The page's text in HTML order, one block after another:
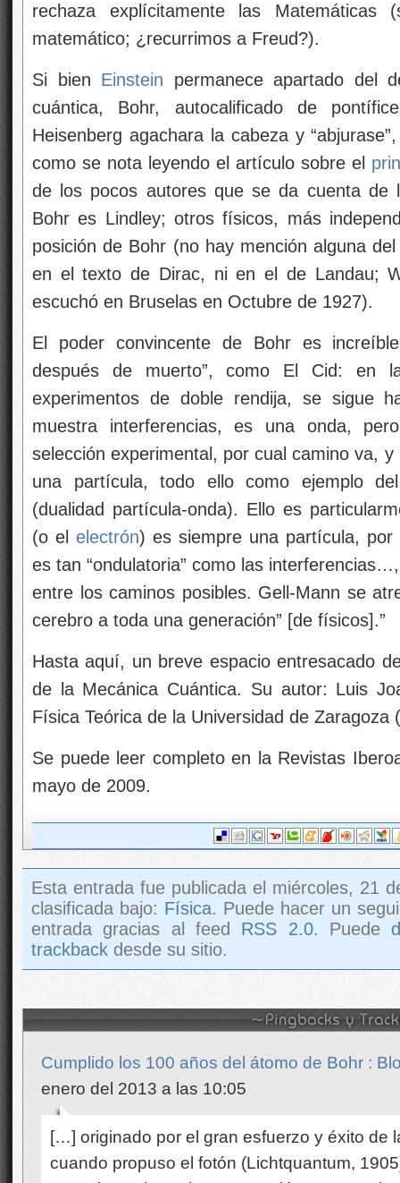
rechaza explícitamente las Matemáticas
matemático; ¿recurrimos a Freud?).
Si bien Einstein permanece apartado del
cuántica, Bohr, autocalificado de
Heisenberg agachara la cabeza y
como se nota leyendo el artículo sobre el
de los pocos autores que se da cuenta de
Bohr es Lindley; otros físicos, más
posición de Bohr (no hay mención alguna
en el texto de Dirac, ni en el de Landau;
escuchó en Bruselas en Octubre de 1927).
El poder convincente de Bohr es
después de muerto”, como El Cid: en
experimentos de doble rendija, se sigue
muestra interferencias, es una onda,
selección experimental, por cual camino va,
una partícula, todo ello como ejemplo
(dualidad partícula-onda). Ello es
(o el electrón) es siempre una partícula,
es tan “ondulatoria” como las
entre los caminos posibles. Gell-Mann se
cerebro a toda una generación” [de físicos].”
Hasta aquí, un breve espacio entresacado
de la Mecánica Cuántica. Su autor: Luis
Física Teórica de la Universidad de Zaragoza
Se puede leer completo en la Revistas
mayo de 2009.
Esta entrada fue publicada el miércoles, 21
clasificada bajo: Física. Puede hacer un
entrada gracias al feed RSS 2.0. Puede
trackback desde su sitio.
Cumplido los 100 años del átomo de Bohr :
enero del 2013 a las 10:05
[…] originado por el gran esfuerzo y éxito de
cuando propuso el fotón (Lichtquantum,